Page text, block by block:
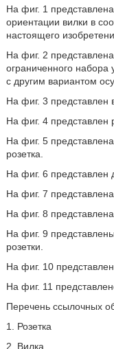
На фиг. 1
ориентации вилки в
настоящего
На фиг. 2
ограниченного набора
с другим вариантом
На фиг. 3 представлен
На фиг. 4 представлен
На фиг. 5
розетка.
На фиг. 6 представлен
На фиг. 7
На фиг. 8
На фиг. 9
розетки.
На фиг. 10
На фиг. 11
Перечень ссылочных
1. Розетка
2. Вилка